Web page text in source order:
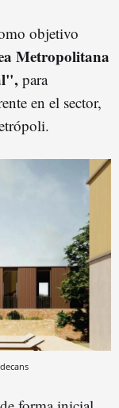
objetivo
Metropolitana
para
en el sector,